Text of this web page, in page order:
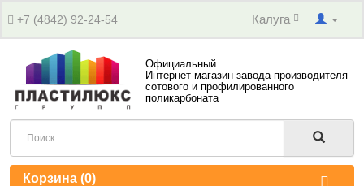
+7 (4842) 92-24-54 Калуга
Официальный
Интернет-магазин завода-производителя
сотового и профилированного
поликарбоната
Корзина (0)